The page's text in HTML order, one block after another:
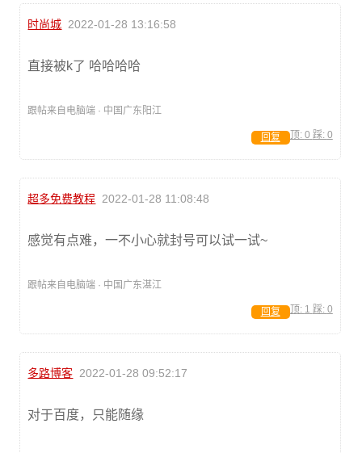
时尚城 2022-01-28 13:16:58
直接被k了 哈哈哈哈
跟帖来自电脑端 · 中国广东阳江
顶: 0 踩: 0
回复
超多免费教程 2022-01-28 11:08:48
感觉有点难，一不小心就封号可以试一试~
跟帖来自电脑端 · 中国广东湛江
顶: 1 踩: 0
回复
多路博客 2022-01-28 09:52:17
对于百度，只能随缘